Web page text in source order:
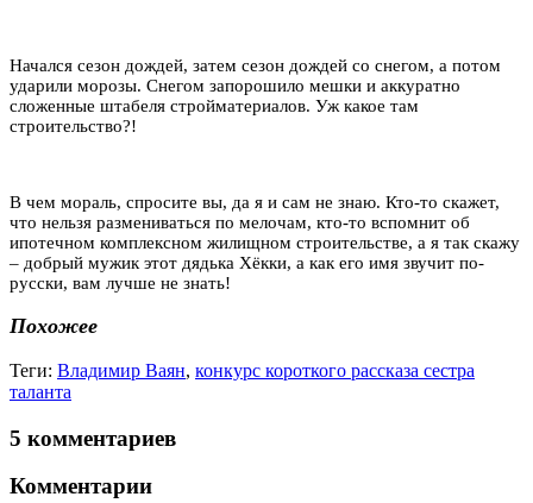
Начался сезон дождей, затем сезон дождей со снегом, а потом
ударили морозы. Снегом запорошило мешки и аккуратно
сложенные штабеля стройматериалов. Уж какое там
строительство?!
В чем мораль, спросите вы, да я и сам не знаю. Кто-то скажет,
что нельзя размениваться по мелочам, кто-то вспомнит об
ипотечном комплексном жилищном строительстве, а я так скажу
– добрый мужик этот дядька Хёкки, а как его имя звучит по-
русски, вам лучше не знать!
Похожее
Теги: Владимир Ваян, конкурс короткого рассказа сестра
таланта
5 комментариев
Комментарии